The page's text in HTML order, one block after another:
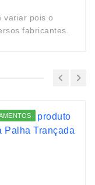
variar pois o
fabricantes.